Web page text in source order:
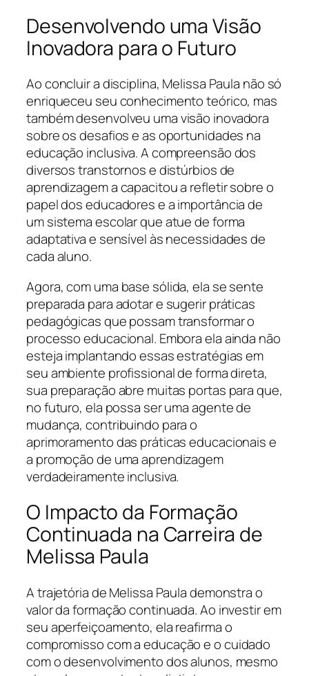
Desenvolvendo uma Visão
Inovadora para o Futuro
Ao concluir a disciplina, Melissa Paula não só
enriqueceu seu conhecimento teórico, mas
também desenvolveu uma visão inovadora
sobre os desafios e as oportunidades na
educação inclusiva. A compreensão dos
diversos transtornos e distúrbios de
aprendizagem a capacitou a refletir sobre o
papel dos educadores e a importância de
um sistema escolar que atue de forma
adaptativa e sensível às necessidades de
cada aluno.
Agora, com uma base sólida, ela se sente
preparada para adotar e sugerir práticas
pedagógicas que possam transformar o
processo educacional. Embora ela ainda não
esteja implantando essas estratégias em
seu ambiente profissional de forma direta,
sua preparação abre muitas portas para que,
no futuro, ela possa ser uma agente de
mudança, contribuindo para o
aprimoramento das práticas educacionais e
a promoção de uma aprendizagem
verdadeiramente inclusiva.
O Impacto da Formação
Continuada na Carreira de
Melissa Paula
A trajetória de Melissa Paula demonstra o
valor da formação continuada. Ao investir em
seu aperfeiçoamento, ela reafirma o
compromisso com a educação e o cuidado
com o desenvolvimento dos alunos, mesmo